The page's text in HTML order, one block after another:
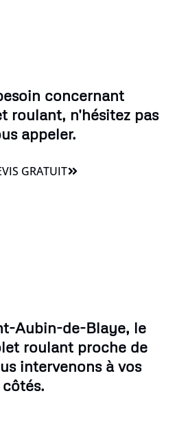
concernant
roulant, n'hésitez pas
appeler.
GRATUIT
Aubin-de-Blaye, le
roulant proche de
intervenons à vos
côtés.